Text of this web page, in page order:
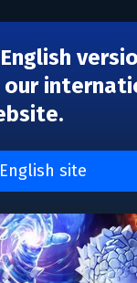
English site